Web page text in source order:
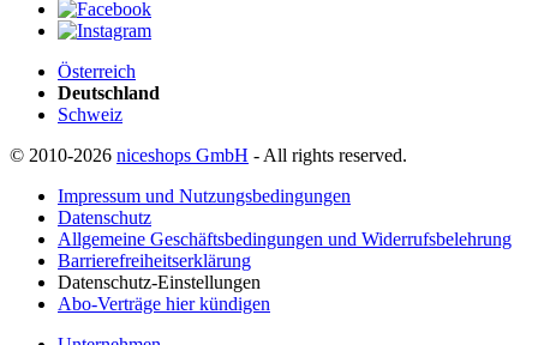
Österreich
Deutschland
Schweiz
© 2010-2026 niceshops GmbH - All rights reserved.
Impressum und Nutzungsbedingungen
Datenschutz
Allgemeine Geschäftsbedingungen und Widerrufsbelehrung
Barrierefreiheitserklärung
Datenschutz-Einstellungen
Abo-Verträge hier kündigen